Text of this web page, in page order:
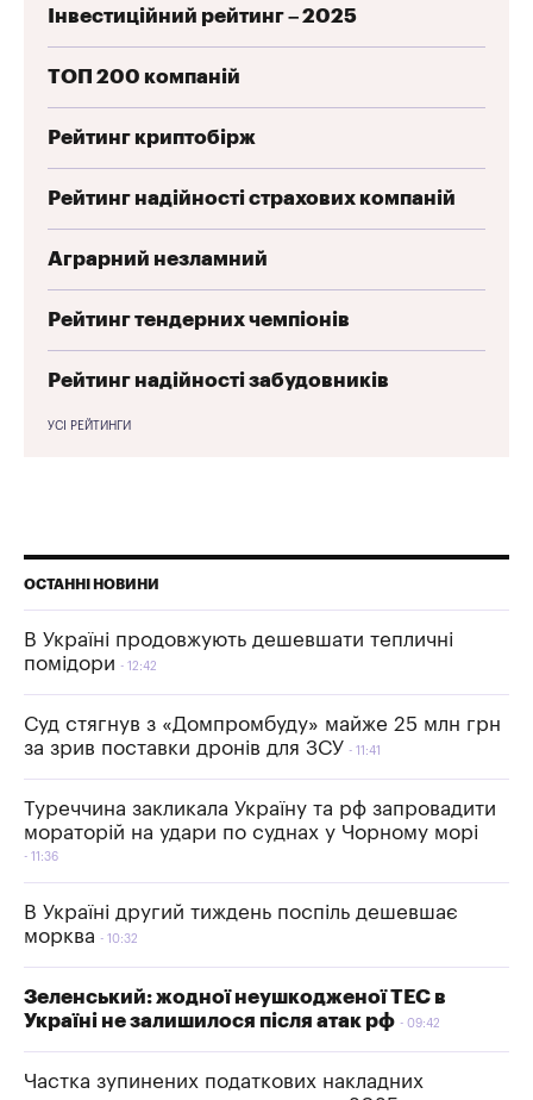
Інвестиційний рейтинг – 2025
ТОП 200 компаній
Рейтинг криптобірж
Рейтинг надійності страхових компаній
Аграрний незламний
Рейтинг тендерних чемпіонів
Рейтинг надійності забудовників
УСІ РЕЙТИНГИ
ОСТАННІ НОВИНИ
В Україні продовжують дешевшати тепличні
помідори
12:42
Суд стягнув з «Домпромбуду» майже 25 млн грн
за зрив поставки дронів для ЗСУ
11:41
Туреччина закликала Україну та рф запровадити
мораторій на удари по суднах у Чорному морі
11:36
В Україні другий тиждень поспіль дешевшає
морква
10:32
Зеленський: жодної неушкодженої ТЕС в
Україні не залишилося після атак рф
09:42
Частка зупинених податкових накладних